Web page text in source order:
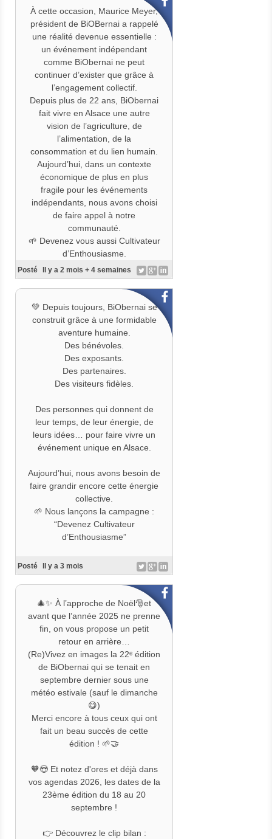
À cette occasion, Maurice Meyer,
président de BiOBernai a rappelé
une réalité devenue essentielle :
un événement indépendant
comme BiObernai ne peut
continuer d’exister que grâce à
l’engagement collectif.
Depuis plus de 22 ans, BiObernai
fait vivre en Alsace une autre
vision de l’agriculture, de
l’alimentation, de la
consommation et du lien humain.
Aujourd’hui, dans un contexte
économique de plus en plus
fragile pour les événements
indépendants, nous avons choisi
de faire appel à notre
communauté.
🌱 Devenez vous aussi Cultivateur
d’Enthousiasme.
👉 Soutenir BiObernai, c’est aider
à préserver un événement libre,
engagé et profondément humain.
💚 Participer ou partager la
cagnotte :
https://www.helloasso.com/associ
ations/association-
saba/formulaires/1
>📰 Découvrez l’article de France
3 :
regions.franceinfo.fr/grand-
est/bas-rhin/le-salon-biobernai-
lance-un-appel-aux-dons-aupres-
du-public-pour-continuer-a-
independance-3348607.html
#BiObernai
DevenezCultivateursDEnthousia
#Alsace #AgricultureBio
#ÉvénementIndépendant
Écologique
#EngagementCollectif
Posté Il y a 2 mois + 4 semaines
💚 Depuis toujours, BiObernai se
construit grâce à une formidable
aventure humaine.
Des bénévoles.
Des exposants.
Des partenaires.
Des visiteurs fidèles.
Des personnes qui donnent de
leur temps, de leur énergie, de
leurs idées… pour faire vivre un
événement unique en Alsace.
Aujourd’hui, nous avons besoin de
faire grandir encore cette énergie
collective.
🌱 Nous lançons la campagne :
“Devenez Cultivateur
d’Enthousiasme”
Parce que soutenir BiObernai, ce
n’est pas seulement faire un don.
C’est participer à une aventure
collective qui existe depuis plus de
22 ans.
👉 Vous pouvez contribuer :
✔ en donnant
✔ en partageant
✔ en parlant de la campagne
autour de vous
Et dans une campagne
participative, chaque partage peut
faire la différence 💚
📣 Alors aujourd’hui, nous
comptons sur vous pour relayer
largement cette belle aventure.
👉 RDV sur helloasso.com :
ations/association-
Posté Il y a 3 mois
🎄✨ À l’approche de Noël🎅et
avant que l’année 2025 ne prenne
fin, on vous propose un petit
retour en arrière…
(Re)Vivez en images la 22ᵉ édition
de BiObernai qui se tenait en
septembre dernier sous une
météo estivale (sauf le dimanche
😋)
Merci encore à tous ceux qui ont
fait un beau succès de cette
édition ! 🌱🤝
🧡😍 Et notez d'ores et déjà dans
vos agendas 2026, les dates de la
23ème édition du 18 au 20
septembre !
👉 Découvrez le clip bilan :